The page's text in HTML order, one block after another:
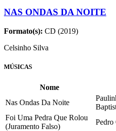
NAS ONDAS DA NOITE
Formato(s): CD (2019)
Celsinho Silva
MÚSICAS
Nome
Nas Ondas Da Noite
Foi Uma Pedra Que Rolou
(Juramento Falso)
Pedro